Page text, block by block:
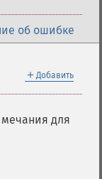
об ошибке
＋ Добавить
для